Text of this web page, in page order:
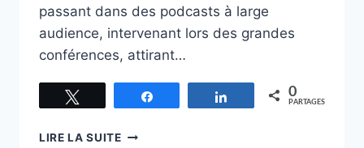
passant dans des podcasts à large
audience, intervenant lors des grandes
conférences, attirant…
Partagez 0
PARTAGES
LIRE LA SUITELA